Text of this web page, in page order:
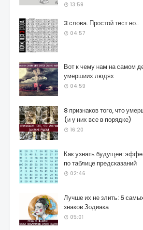
13:59
3 слова. Простой тест но..
04:57
Вот к чему нам на самом
умершиих людях
04:59
8 признаков того, что
(и у них все в порядке)
16:20
Как узнать будущее:
по таблице предсказаний
02:46
Лучше их не злить: 5
знаков Зодиака
05:01